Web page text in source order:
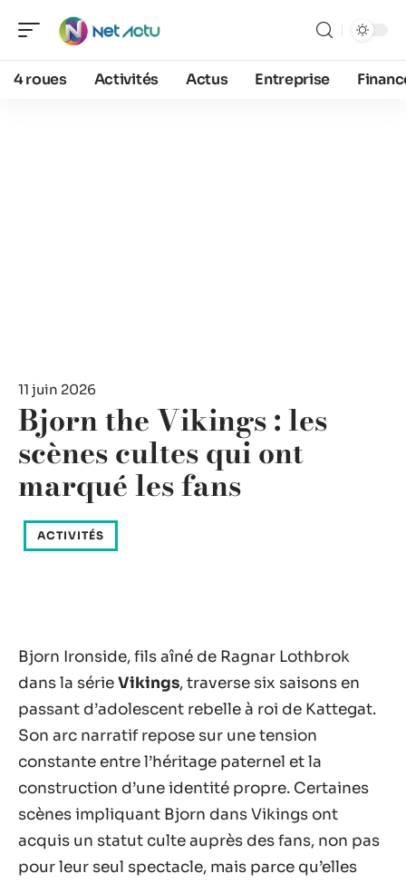
4 roues Activités Actus Entreprise
11 juin 2026
Bjorn the Vikings : les
scènes cultes qui ont
marqué les fans
ACTIVITÉS
Bjorn Ironside, fils aîné de Ragnar Lothbrok
dans la sérieVikings, traverse six saisons en
passant d’adolescent rebelle à roi de Kattegat.
Son arc narratif repose sur une tension
constante entre l’héritage paternel et la
construction d’une identité propre. Certaines
scènes impliquant Bjorn dans Vikings ont
acquis un statut culte auprès des fans, non pas
pour leur seul spectacle, mais parce qu’elles